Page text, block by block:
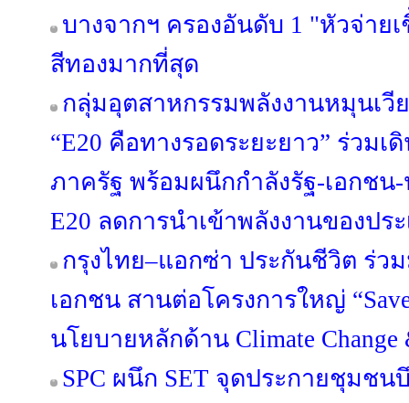
บางจากฯ ครองอันดับ 1 "หัวจ่าย
สีทองมากที่สุด
กลุ่มอุตสาหกรรมพลังงานหมุนเวี
“E20 คือทางรอดระยะยาว” ร่วม
ภาครัฐ พร้อมผนึกกำลังรัฐ-เอกช
E20 ลดการนำเข้าพลังงานของปร
กรุงไทย–แอกซ่า ประกันชีวิต ร่ว
เอกชน สานต่อโครงการใหญ่
นโยบายหลักด้าน Climate Change
SPC ผนึก SET จุดประกายชุมช